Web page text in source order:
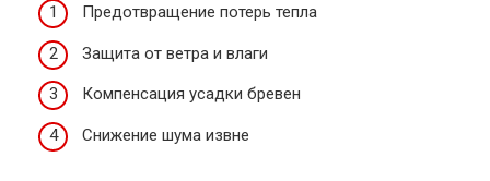
Предотвращение потерь тепла
Защита от ветра и влаги
Компенсация усадки бревен
Снижение шума извне